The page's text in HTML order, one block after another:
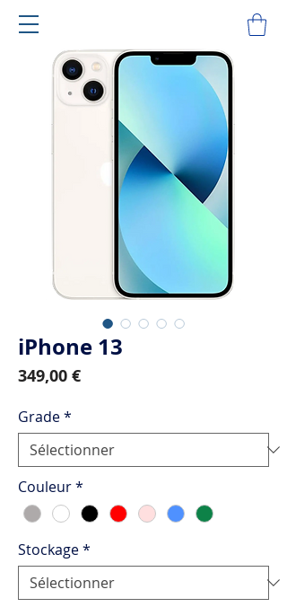
iPhone 13
349,00 €Prix
Grade*
Couleur*
Stockage*